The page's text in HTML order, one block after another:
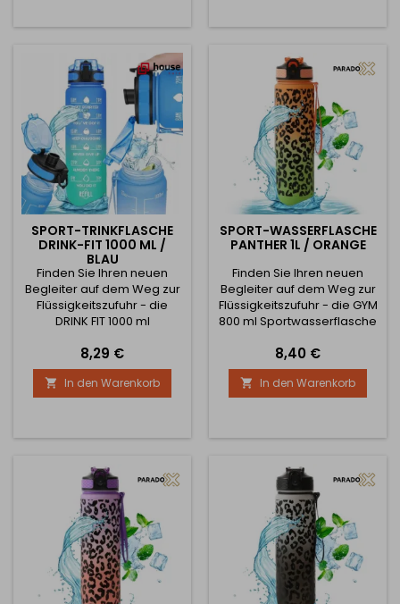
Dank seiner hochwertigen
Karbonstahl und
langlebigem Kunststoff ist
er nicht nur ästhetisch...
Tischdecken, beschädigtes
Oberflächen. Egal wie heiß
das Geschirr ist - Ihre
Küche ist sicher. 2.
Platzsparende...
SPORT-TRINKFLASCHE
DRINK-FIT 1000 ML /
BLAU
Finden Sie Ihren neuen
Begleiter auf dem Weg zur
Flüssigkeitszufuhr - die
DRINK FIT 1000 ml
elegantem Blau! Diese
moderne und stilvolle
Flasche ist für Menschen
gedacht, die Wert auf ihre
aktiven Lebensstil legen. Sie
Tabelle, die genau angibt,
wann Sie trinken sollten, um
Ihren...
Preis
8,29 €
 In den Warenkorb
SPORT-WASSERFLASCHE
PANTHER 1L / ORANGE
Finden Sie Ihren neuen
Begleiter auf dem Weg zur
Flüssigkeitszufuhr - die GYM
800 ml Sportwasserflasche
Grün! Diese moderne und
stilvolle Flasche wurde für
Menschen entwickelt, die
Wert auf ihre Gesundheit
Lebensstil legen. Sie enthält
die genau angibt, wann Sie
trinken sollten, um Ihren...
Preis
8,40 €
 In den Warenkorb